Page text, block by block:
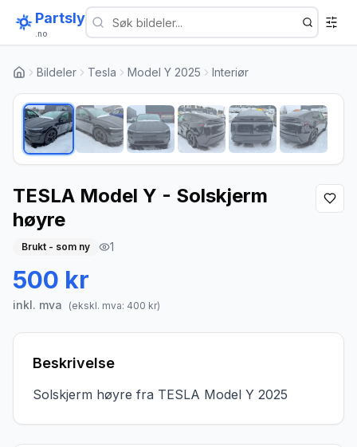
Partsly
.no
Bildeler Tesla Model Y 2025 Interiør
TESLA Model Y - Solskjerm
høyre
Brukt - som ny 1
500 kr
inkl. mva (ekskl. mva: 400 kr)
Beskrivelse
Solskjerm høyre fra TESLA Model Y 2025